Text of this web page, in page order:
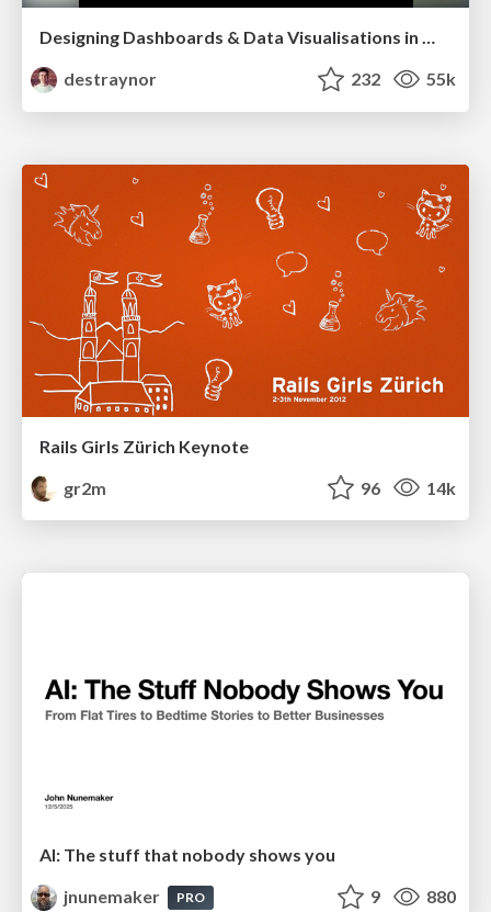
Designing Dashboards & Data Visualisations in Web Apps
destraynor
232 55k
Rails Girls Zürich Keynote
gr2m
96 14k
AI: The stuff that nobody shows you
jnunemaker
PRO 9 880